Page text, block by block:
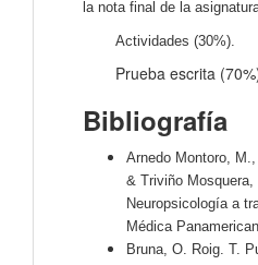
la nota final de la
Actividades (30%).
Prueba escrita
Bibliografía
Arnedo Montoro,
& Triviño Mosquera,
Neuropsicología a
Médica
Bruna, O. Roig. T.